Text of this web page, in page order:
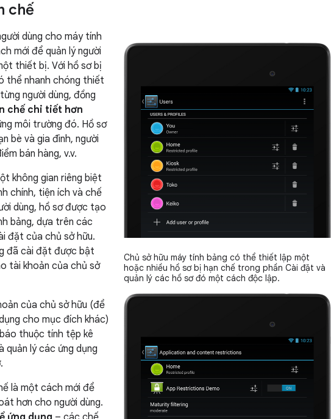
chế
Chủ sở hữu máy tính bảng có thể thiết lập một
hoặc nhiều hồ sơ bị hạn chế trong phần Cài đặt và
quản lý các hồ sơ đó một cách độc lập.
dùng cho máy tính
mới để quản lý người
thiết bị. Với hồ sơ bị
thể nhanh chóng thiết
người dùng, đồng
chế chi tiết hơn
môi trường đó. Hồ sơ
bè và gia đình, người
bán hàng, v.v.
không gian riêng biệt
chính, tiện ích và chế
dùng, hồ sơ được tạo
bảng, dựa trên các
đặt của chủ sở hữu.
đã cài đặt được bật
tài khoản của chủ sở
của chủ sở hữu (để
cho mục đích khác)
thuộc tính tệp kê
quản lý các ứng dụng
là một cách mới để
hơn cho người dùng.